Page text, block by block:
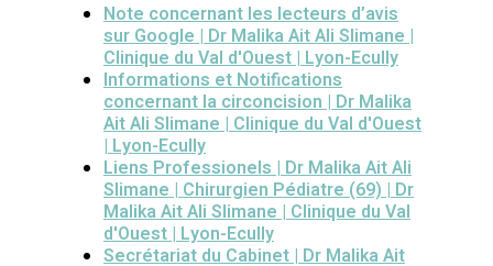
Note concernant les lecteurs d’avis
sur Google | Dr Malika Ait Ali Slimane |
Clinique du Val d'Ouest | Lyon-Ecully
Informations et Notifications
concernant la circoncision | Dr Malika
Ait Ali Slimane | Clinique du Val d'Ouest
| Lyon-Ecully
Liens Professionels | Dr Malika Ait Ali
Slimane | Chirurgien Pédiatre (69) | Dr
Malika Ait Ali Slimane | Clinique du Val
d'Ouest | Lyon-Ecully
Secrétariat du Cabinet | Dr Malika Ait